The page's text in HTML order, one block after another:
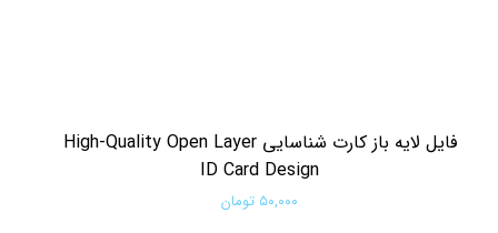
فایل لایه باز کارت شناسایی High-Quality Open Layer
ID Card Design
۵۰,۰۰۰ تومان